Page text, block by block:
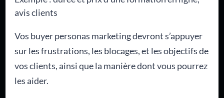
avis clients
Vos buyer personas marketing devront s’appuyer
sur les frustrations, les blocages, et les objectifs de
vos clients, ainsi que la manière dont vous pourrez
les aider.